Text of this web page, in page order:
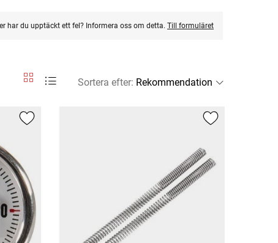
har du upptäckt ett fel? Informera oss om detta. Till formuläret
Sortera efter: